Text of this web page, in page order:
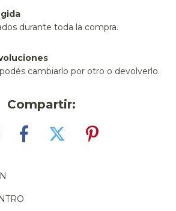
durante toda la compra.
cambiarlo por otro o devolverlo.
Compartir: